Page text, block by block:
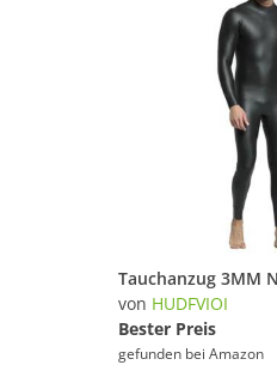
von HUDFVIOI
Bester Preis
gefunden bei Amazon